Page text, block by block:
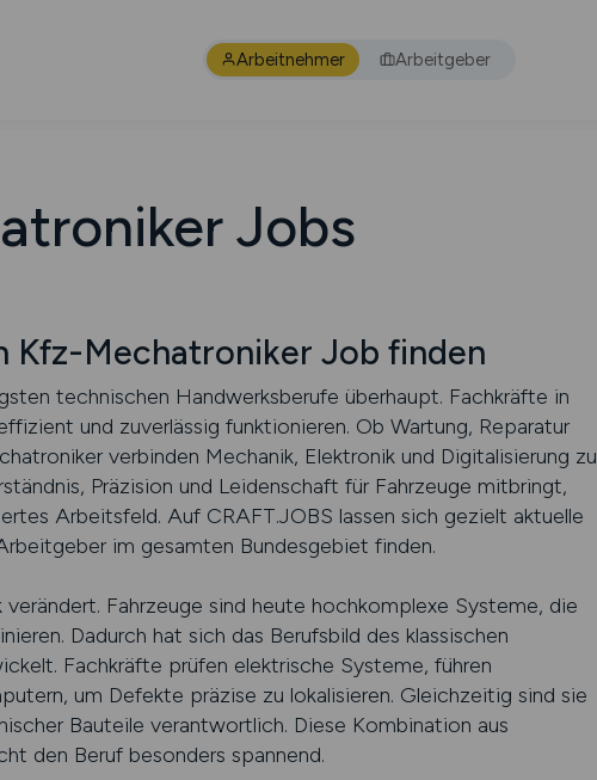
Arbeitnehmer Arbeitgeber
Jobs
Kfz-Mechatroniker Job finden
technischen Handwerksberufe überhaupt. Fachkräfte in
und zuverlässig funktionieren. Ob Wartung, Reparatur
verbinden Mechanik, Elektronik und Digitalisierung zu
Präzision und Leidenschaft für Fahrzeuge mitbringt,
Arbeitsfeld. Auf CRAFT.JOBS lassen sich gezielt aktuelle
im gesamten Bundesgebiet finden.
Fahrzeuge sind heute hochkomplexe Systeme, die
Dadurch hat sich das Berufsbild des klassischen
Fachkräfte prüfen elektrische Systeme, führen
um Defekte präzise zu lokalisieren. Gleichzeitig sind sie
Bauteile verantwortlich. Diese Kombination aus
den Beruf besonders spannend.